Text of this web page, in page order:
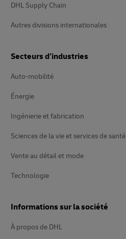
DHL Supply Chain
Autres divisions internationales
Secteurs d’industries
Auto-mobilité
Énergie
Ingénierie et fabrication
Sciences de la vie et services de santé
Vente au détail et mode
Technologie
Informations sur la société
À propos de DHL